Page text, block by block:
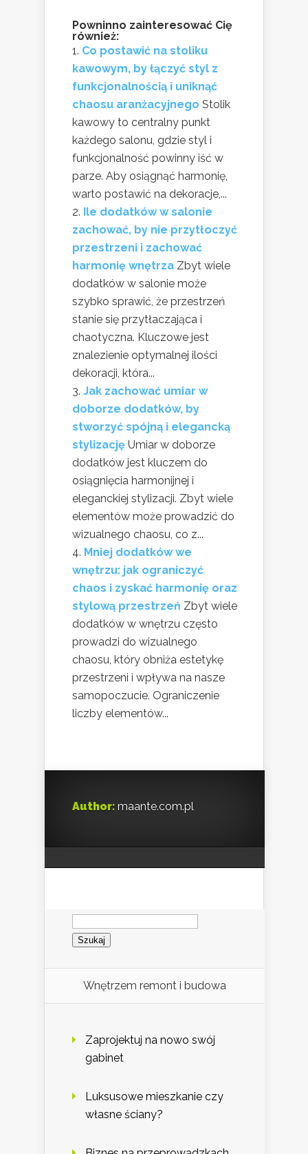
Powninno zainteresować Cię
również:
Co postawić na stoliku
kawowym, by łączyć styl z
funkcjonalnością i uniknąć
chaosu aranżacyjnego Stolik
kawowy to centralny punkt
każdego salonu, gdzie styl i
funkcjonalność powinny iść w
parze. Aby osiągnąć harmonię,
warto postawić na dekoracje,...
Ile dodatków w salonie
zachować, by nie przytłoczyć
przestrzeni i zachować
harmonię wnętrza Zbyt wiele
dodatków w salonie może
szybko sprawić, że przestrzeń
stanie się przytłaczająca i
chaotyczna. Kluczowe jest
znalezienie optymalnej ilości
dekoracji, która...
Jak zachować umiar w
doborze dodatków, by
stworzyć spójną i elegancką
stylizację Umiar w doborze
dodatków jest kluczem do
osiągnięcia harmonijnej i
eleganckiej stylizacji. Zbyt wiele
elementów może prowadzić do
wizualnego chaosu, co z...
Mniej dodatków we
wnętrzu: jak ograniczyć
chaos i zyskać harmonię oraz
stylową przestrzeń Zbyt wiele
dodatków w wnętrzu często
prowadzi do wizualnego
chaosu, który obniża estetykę
przestrzeni i wpływa na nasze
samopoczucie. Ograniczenie
liczby elementów...
Author: maante.com.pl
Szukaj:
Wnętrzem remont i budowa
Zaprojektuj na nowo swój
gabinet
Luksusowe mieszkanie czy
własne ściany?